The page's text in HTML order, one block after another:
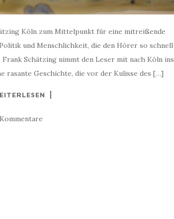
Köln zum Mittelpunkt für eine mitreißende
und Menschlichkeit, die den Hörer so schnell
Schätzing nimmt den Leser mit nach Köln ins
rasante Geschichte, die vor der Kulisse des […]